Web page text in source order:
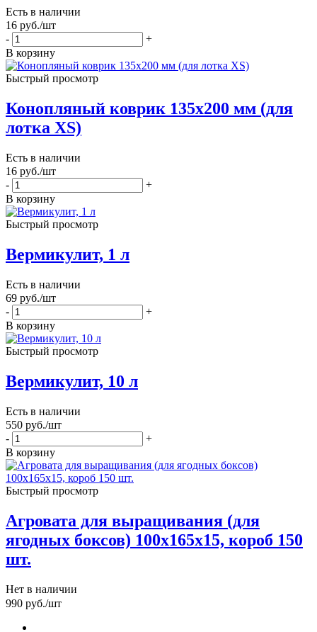
Есть в наличии
16 руб./шт
-
+
В корзину
Быстрый просмотр
Конопляный коврик 135х200 мм (для
лотка XS)
Есть в наличии
16 руб./шт
-
+
В корзину
Быстрый просмотр
Вермикулит, 1 л
Есть в наличии
69 руб./шт
-
+
В корзину
Быстрый просмотр
Вермикулит, 10 л
Есть в наличии
550 руб./шт
-
+
В корзину
Быстрый просмотр
Агровата для выращивания (для
ягодных боксов) 100х165х15, короб 150
шт.
Нет в наличии
990 руб./шт